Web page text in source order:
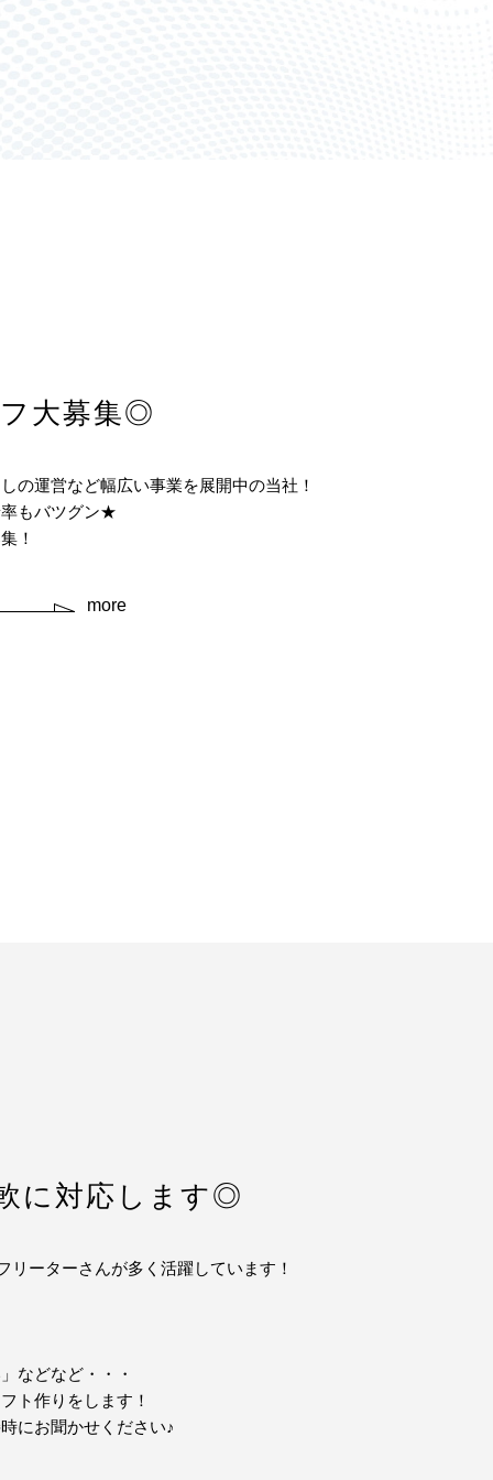
大募集◎
の運営など幅広い事業を展開中の当社！
もバツグン★
！
more
に対応します◎
リーターさんが多く活躍しています！
などなど・・・
ト作りをします！
にお聞かせください♪